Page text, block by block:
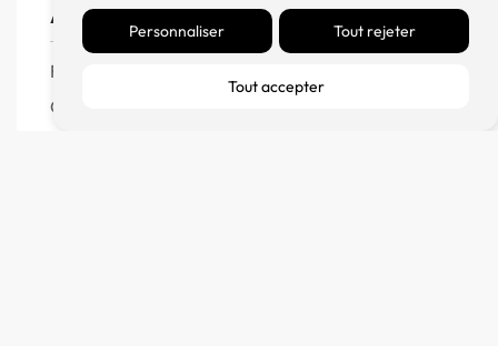
Personnaliser Tout rejeter
Tout accepter
Aide
FAQ
CGV